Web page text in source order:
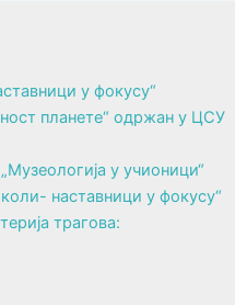
у фокусу“
планете“ одржан у ЦСУ
у учионици“
наставници у фокусу“
трагова: